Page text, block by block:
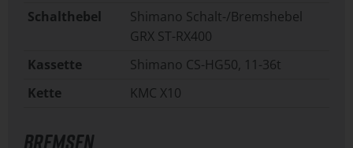
Schalthebel
Shimano Schalt-/Bremshebel
GRX ST-RX400
Kassette
Shimano CS-HG50, 11-36t
Kette
KMC X10
BREMSEN